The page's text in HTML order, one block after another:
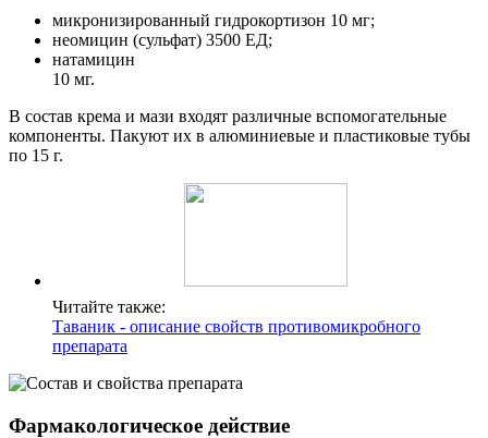
микронизированный гидрокортизон 10 мг;
неомицин (сульфат) 3500 ЕД;
натамицин
10 мг.
В состав крема и мази входят различные вспомогательные
компоненты. Пакуют их в алюминиевые и пластиковые тубы
по 15 г.
Читайте также:
Таваник - описание свойств противомикробного
препарата
Фармакологическое действие